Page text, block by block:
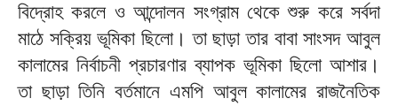
বিদ্রোহ করলে ও আন্দোলন সংগ্রাম থেকে শুরু করে সর্বদা
মাঠে সক্রিয় ভূমিকা ছিলো। তা ছাড়া তার বাবা সাংসদ আবুল
কালামের নির্বাচনী প্রচারণার ব্যাপক ভূমিকা ছিলো আশার।
তা ছাড়া তিনি বর্তমানে এমপি আবুল কালামের রাজনৈতিক